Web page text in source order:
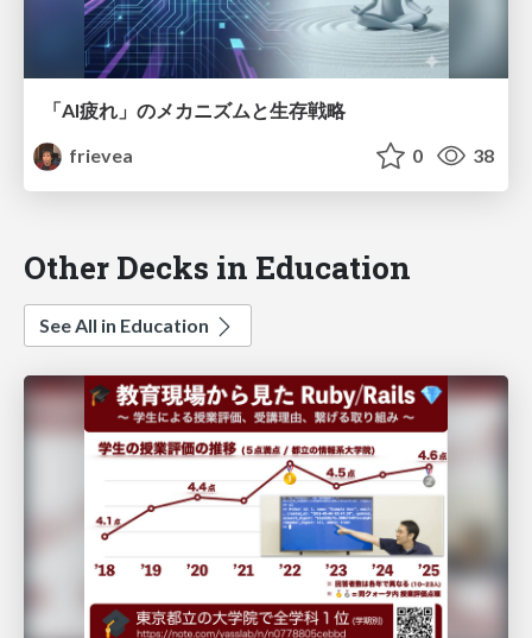
「AI疲れ」のメカニズムと生存戦略
frievea
0 38
Other Decks in Education
See All in Education